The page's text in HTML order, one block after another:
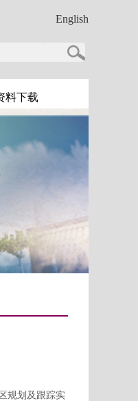
English
料下载
规划及跟踪实